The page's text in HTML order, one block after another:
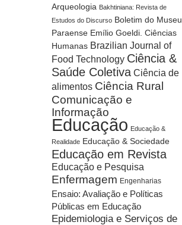
Arqueologia Bakhtiniana: Revista de
Estudos do Discurso Boletim do Museu
Paraense Emílio Goeldi. Ciências
Humanas Brazilian Journal of
Food Technology Ciência &
Saúde Coletiva Ciência de
alimentos Ciência Rural
Comunicação e
Informação
Educação Educação &
Realidade Educação & Sociedade
Educação em Revista
Educação e Pesquisa
Enfermagem Engenharias
Ensaio: Avaliação e Políticas
Públicas em Educação
Epidemiologia e Serviços de